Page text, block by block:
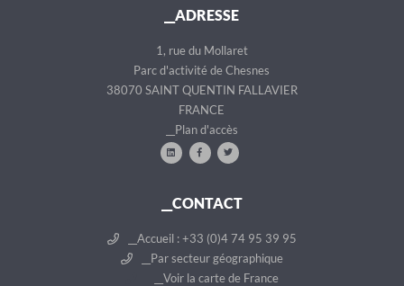
__ADRESSE
1, rue du Mollaret
Parc d'activité de Chesnes
38070 SAINT QUENTIN FALLAVIER
FRANCE
__Plan d'accès
__CONTACT
__Accueil : +33 (0)4 74 95 39 95
__Par secteur géographique
__Voir la carte de France